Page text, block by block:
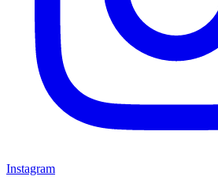
Instagram